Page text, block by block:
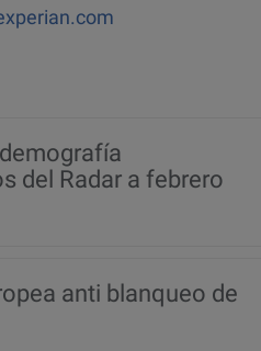
del Radar a febrero
anti blanqueo de